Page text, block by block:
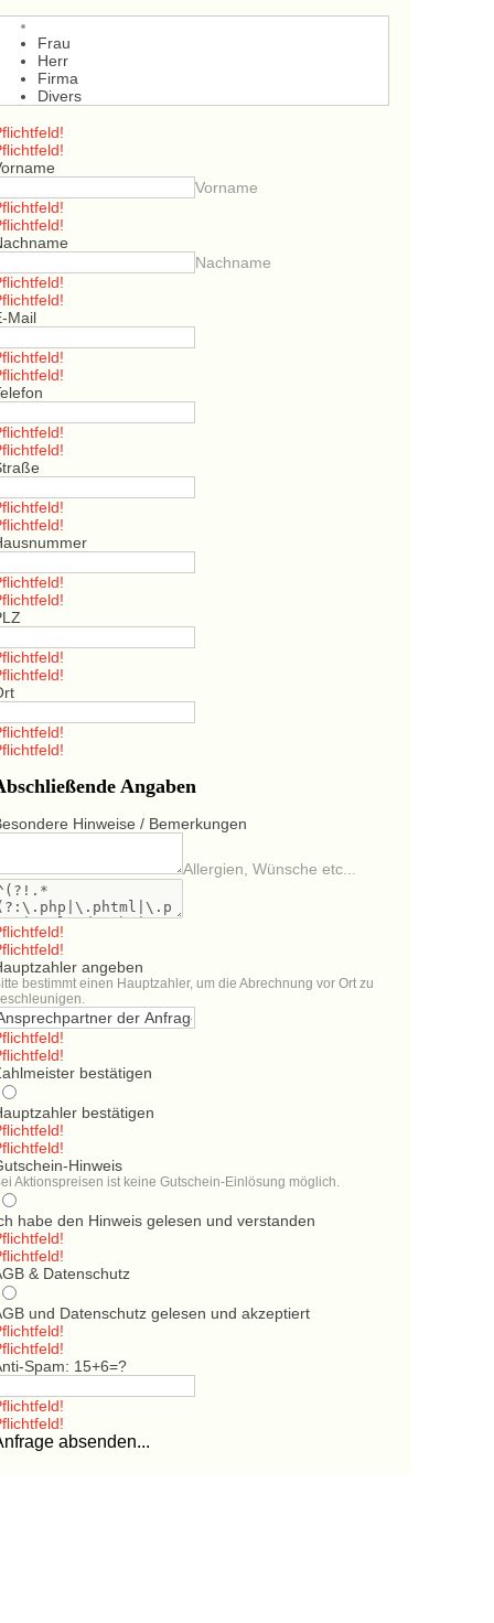
Frau
Herr
Firma
Divers
Vorname
Nachname
Mail
Angaben
Hinweise / Bemerkungen
Allergien, Wünsche etc...
angeben
bestimmt einen Hauptzahler, um die Abrechnung vor Ort zu
bestätigen
bestätigen
Hinweis
Aktionspreisen ist keine Gutschein-Einlösung möglich.
habe den Hinweis gelesen und verstanden
& Datenschutz
und Datenschutz gelesen und akzeptiert
Spam: 15+6=?
absenden...